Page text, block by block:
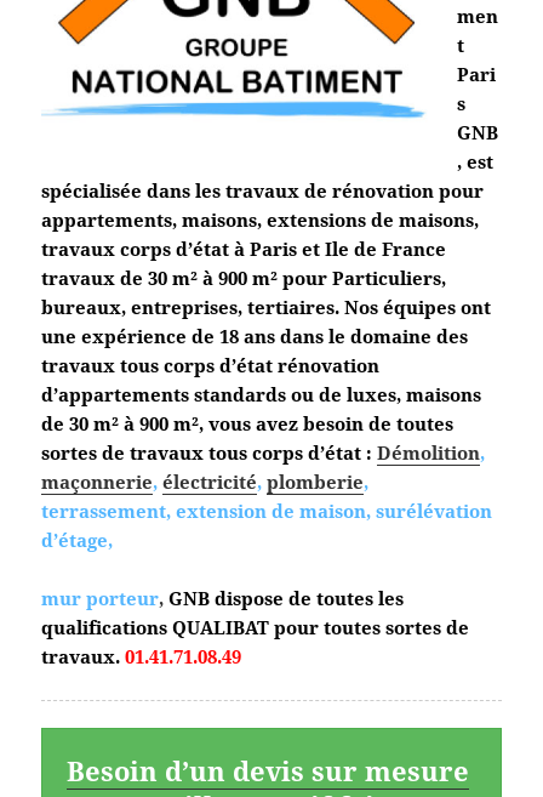
men
t
Pari
s
GNB
, est
spécialisée dans les travaux de rénovation pour
appartements, maisons, extensions de maisons,
travaux corps d’état à Paris et Ile de France
travaux de 30 m² à 900 m² pour Particuliers,
bureaux, entreprises, tertiaires. Nos équipes ont
une expérience de 18 ans dans le domaine des
travaux tous corps d’état rénovation
d’appartements standards ou de luxes, maisons
de 30 m² à 900 m², vous avez besoin de toutes
sortes de travaux tous corps d’état : Démolition,
maçonnerie,électricité,plomberie,
terrassement, extension de maison, surélévation
d’étage,
mur porteur,GNB dispose de toutes les
qualifications QUALIBAT pour toutes sortes de
travaux.01.41.71.08.49
Besoin d’un devis sur mesure